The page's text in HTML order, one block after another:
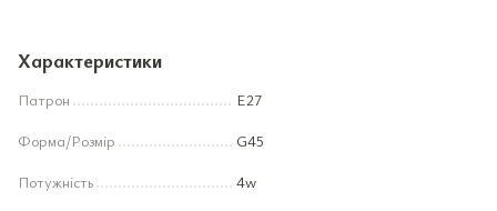
Характеристики
Патрон
Е27
Форма/Розмір
G45
Потужність
4w